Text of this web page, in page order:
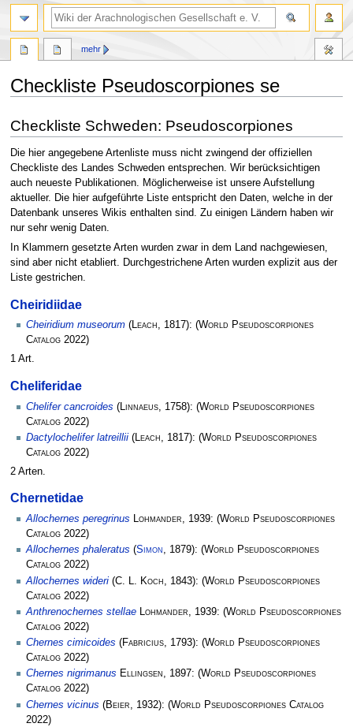
Checkliste Pseudoscorpiones se
Navigation
springen
Suche
springen
Checkliste Schweden: Pseudoscorpiones
Die hier angegebene Artenliste muss nicht zwingend der offiziellen
Checkliste des Landes Schweden entsprechen. Wir berücksichtigen
auch neueste Publikationen. Möglicherweise ist unsere Aufstellung
aktueller. Die hier aufgeführte Liste entspricht den Daten, welche in der
Datenbank unseres Wikis enthalten sind. Zu einigen Ländern haben wir
nur sehr wenig Daten.
In Klammern gesetzte Arten wurden zwar in dem Land nachgewiesen,
sind aber nicht etabliert. Durchgestrichene Arten wurden explizit aus der
Liste gestrichen.
Cheiridiidae
Cheiridium museorum (Leach, 1817): (World Pseudoscorpiones
Catalog 2022)
1 Art.
Cheliferidae
Chelifer cancroides ( Linnaeus , 1758): (World Pseudoscorpiones
Catalog 2022)
Dactylochelifer latreillii (Leach, 1817): (World Pseudoscorpiones
Catalog 2022)
2 Arten.
Chernetidae
Allochernes peregrinus Lohmander, 1939: (World Pseudoscorpiones
Catalog 2022)
Allochernes phaleratus (Simon, 1879): (World Pseudoscorpiones
Catalog 2022)
Allochernes wideri (C. L. Koch , 1843): (World Pseudoscorpiones
Catalog 2022)
Anthrenochernes stellae
Lohmander , 1939: (World Pseudoscorpiones
Catalog 2022)
Chernes cimicoides (Fabricius, 1793): (World Pseudoscorpiones
Catalog 2022)
Chernes nigrimanus Ellingsen, 1897: (World Pseudoscorpiones
Catalog 2022)
Chernes vicinus (Beier , 1932): (World Pseudoscorpiones Catalog
2022)
mehr